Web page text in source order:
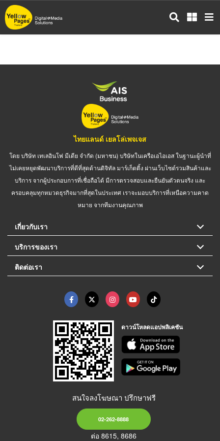
ข้าม
ไป
ไทยแลนด์ เยลโล่เพจเจส
โดย บริษัท เทเลอินโฟ มีเดีย จำกัด (มหาชน) บริษัทในเครือเอไอเอส ในฐานะผู้นำที่
ไม่เคยหยุดพัฒนาบริการที่ดีที่สุดด้านดิจิทัล มาร์เก็ตติ้ง ผ่านเว็บไซต์รวมสินค้าและ
บริการ จากผู้ประกอบการที่เชื่อถือได้ มีการตรวจสอบและยืนยันตัวตนจริง และ
ครอบคลุมทุกหมวดธุรกิจมากที่สุดในประเทศ เราจะมอบบริการที่เหนือความคาด
หมาย จากทีมงานคุณภาพ
เกี่ยวกับเรา
บริการของเรา
ติดต่อเรา
ดาวน์โหลดแอปพลิเคชัน
สนใจลงโฆษณา ปรึกษาฟรี
02-262-8888
ต่อ 8615, 8686